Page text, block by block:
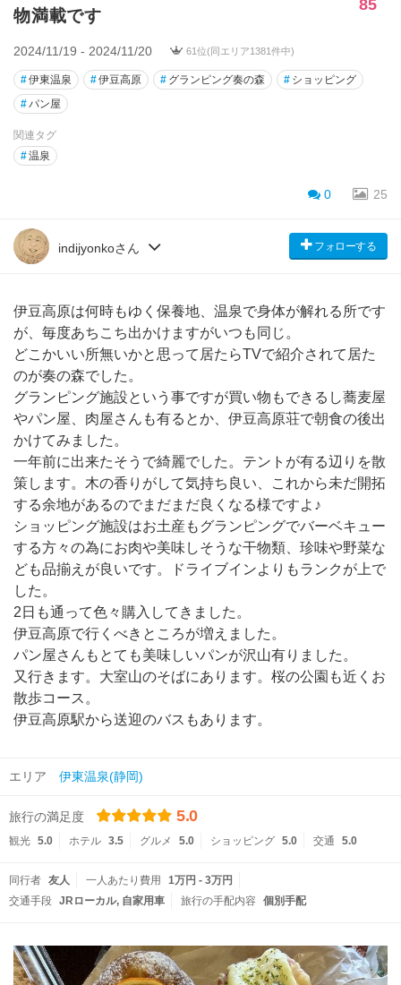
物満載です
85
2024/11/19 - 2024/11/20 61位(同エリア1381件中)
#伊東温泉 #伊豆高原 # グランピング奏の森 # ショッピング
#パン屋
関連タグ
#温泉
0 25
indijyonkoさん フォローする
伊豆高原は何時もゆく保養地、温泉で身体が解れる所です
が、毎度あちこち出かけますがいつも同じ。
どこかいい所無いかと思って居たらTVで紹介されて居た
のが奏の森でした。
グランピング施設という事ですが買い物もできるし蕎麦屋
やパン屋、肉屋さんも有るとか、伊豆高原荘で朝食の後出
かけてみました。
一年前に出来たそうで綺麗でした。テントが有る辺りを散
策します。木の香りがして気持ち良い、これから未だ開拓
する余地があるのでまだまだ良くなる様ですよ♪
ショッピング施設はお土産もグランピングでバーベキュー
する方々の為にお肉や美味しそうな干物類、珍味や野菜な
ども品揃えが良いです。ドライブインよりもランクが上で
した。
2日も通って色々購入してきました。
伊豆高原で行くべきところが増えました。
パン屋さんもとても美味しいパンが沢山有りました。
又行きます。大室山のそばにあります。桜の公園も近くお
散歩コース。
伊豆高原駅から送迎のバスもあります。
エリア 伊東温泉(静岡)
旅行の満足度 5.0
観光 5.0 ホテル 3.5 グルメ 5.0 ショッピング 5.0 交通 5.0
同行者 友人 一人あたり費用
1万円 - 3万円
交通手段 JRローカル 自家用車 旅行の手配内容 個別手配